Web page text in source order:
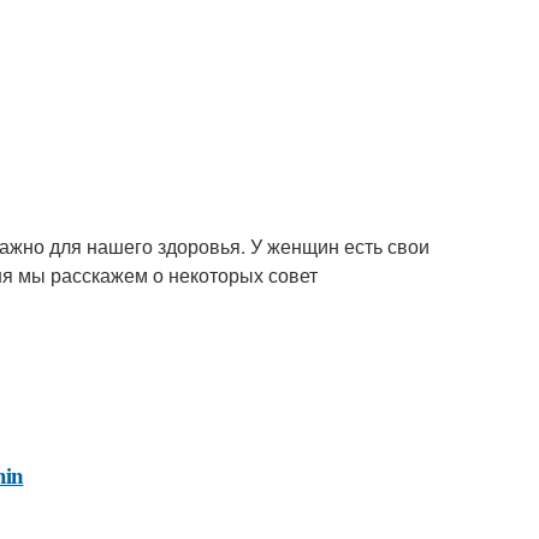
для нашего здоровья. У женщин есть свои
мы расскажем о некоторых совет